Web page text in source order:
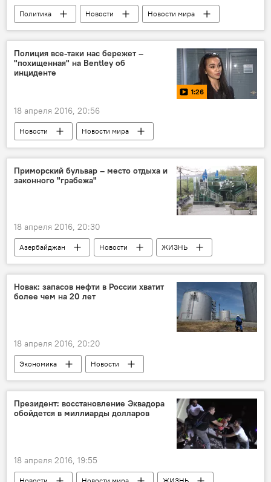
Политика Новости Новости мира
Полиция все-таки нас бережет –
"похищенная" на Bentley об
инциденте
1:26
18 апреля 2016, 20:56
Новости
Новости мира
МУЛЬТИМЕДИА
Россия Видео
Приморский бульвар – место отдыха и
законного "грабежа"
18 апреля 2016, 20:30
Азербайджан Новости ЖИЗНЬ
Новак: запасов нефти в России хватит
более чем на 20 лет
18 апреля 2016, 20:20
Экономика
Новости
Новости мира
Россия
Президент: восстановление Эквадора
обойдется в миллиарды долларов
18 апреля 2016, 19:55